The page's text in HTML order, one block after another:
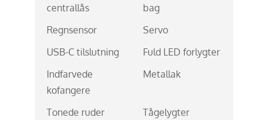
centrallås
bag
Regnsensor
Servo
USB-C tilslutning
Fuld LED forlygter
Indfarvede
kofangere
Metallak
Tonede ruder
Tågelygter